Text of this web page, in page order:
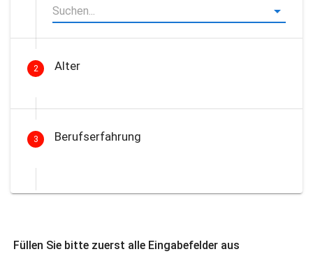
2 Alter
3 Berufserfahrung
Füllen Sie bitte zuerst alle Eingabefelder aus